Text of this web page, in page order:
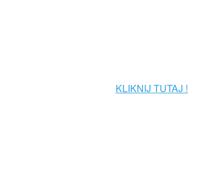
KLIKNIJ TUTAJ !